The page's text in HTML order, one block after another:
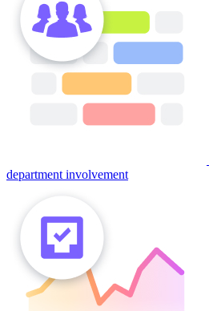
department involvement